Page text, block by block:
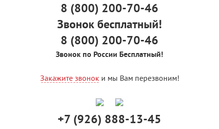
8 (800) 200-70-46
Звонок бесплатный!
8 (800) 200-70-46
Звонок по России Бесплатный!
Закажите звоноки мы Вам перезвоним!
+7 (926) 888-13-45